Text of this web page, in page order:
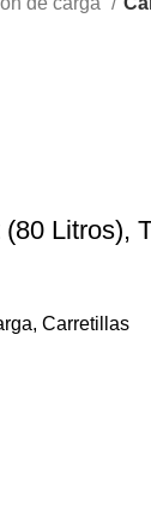
Litros),
, Carretillas